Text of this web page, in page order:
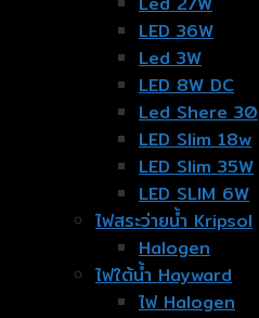
LED 36W
Led 3W
LED 8W DC
Led Shere 30
LED Slim 18w
LED Slim 35W
LED SLIM 6W
ไฟสระว่ายน้ำ Kripsol
Halogen
ไฟใต้น้ำ Hayward
ไฟ Halogen